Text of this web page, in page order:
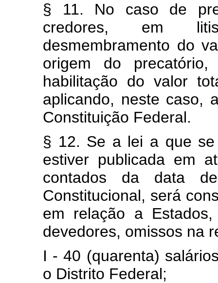
§ 11. No caso de
credores, em
desmembramento do
origem do
habilitação do valor
aplicando, neste caso,
Constituição Federal.
§ 12. Se a lei a que
estiver publicada em
contados da data
Constitucional, será
em relação a
devedores, omissos na
I - 40 (quarenta)
o Distrito Federal;